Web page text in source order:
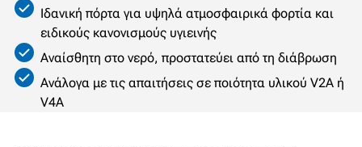
Ιδανική πόρτα για υψηλά ατμοσφαιρικά φορτία και
ειδικούς κανονισμούς υγιεινής
Αναίσθητη στο νερό, προστατεύει από τη διάβρωση
Ανάλογα με τις απαιτήσεις σε ποιότητα υλικού V2A ή
V4A